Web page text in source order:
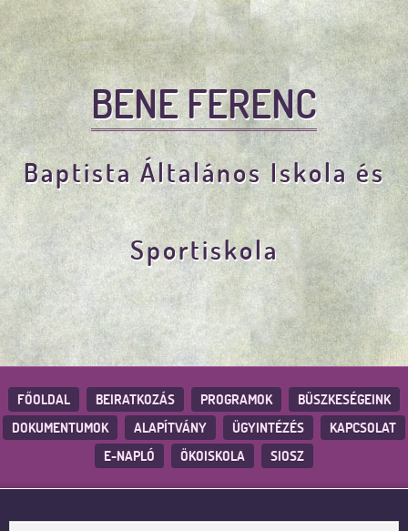
BENE FERENC
Baptista Általános Iskola és
Sportiskola
FŐOLDAL BEIRATKOZÁS PROGRAMOK
BÜSZKESÉGEINK
DOKUMENTUMOK
ALAPÍTVÁNY ÜGYINTÉZÉS
KAPCSOLAT
E-NAPLÓ
ÖKOISKOLA SIOSZ